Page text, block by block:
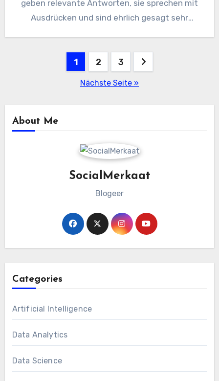
geben relevante Antworten, sie sprechen mit
Ausdrücken und sind ehrlich gesagt sehr
Beitragsnavigation
1 2 3
Nächste Seite »
About Me
SocialMerkaat
Blogeer
Categories
Artificial Intelligence
Data Analytics
Data Science